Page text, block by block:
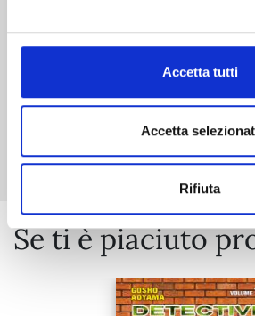
Accetta tutti
Accetta
Rifiuta
Mostra tutto
Se ti è piaciuto